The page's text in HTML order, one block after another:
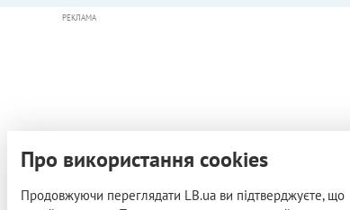
РЕКЛАМА
Про використання cookies
Продовжуючи переглядати LB.ua ви підтверджуєте, що